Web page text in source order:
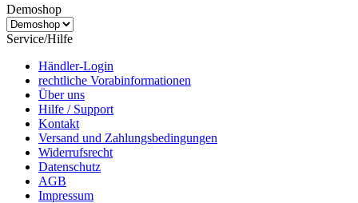
Demoshop
Service/Hilfe
Händler-Login
rechtliche Vorabinformationen
Über uns
Hilfe / Support
Kontakt
Versand und Zahlungsbedingungen
Widerrufsrecht
Datenschutz
AGB
Impressum